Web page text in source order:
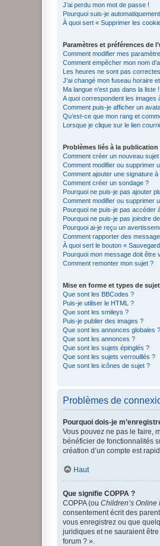
J’ai perdu mon mot de passe !
Pourquoi suis-je
À quoi sert « Supprimer les
Paramètres et préférences de
Comment modifier mes
Comment empêcher mon nom
Les heures ne sont pas
J’ai changé mon fuseau horaire
Ma langue n’est pas dans la liste !
A quoi correspondent les images
Comment puis-je afficher un
Qu’est-ce que mon rang et
Lorsque je clique sur le lien
Problèmes liés à la publication
Comment créer un nouveau
Comment modifier ou supprimer
Comment ajouter une signature
Comment créer un sondage ?
Pourquoi ne puis-je pas ajouter
Comment modifier ou supprimer
Pourquoi ne puis-je pas accéder
Pourquoi ne puis-je pas joindre
Pourquoi ai-je reçu un
Comment rapporter des
À quoi sert le bouton «
Pourquoi mon message doit être
Comment remonter mon sujet ?
Mise en forme et types de
Que sont les BBCodes ?
Puis-je utiliser le HTML ?
Que sont les smileys ?
Puis-je publier des images ?
Que sont les annonces globales ?
Que sont les annonces ?
Que sont les sujets épinglés ?
Que sont les sujets verrouillés ?
Que sont les icônes de sujet ?
Problèmes de
Pourquoi dois-je
Vous pouvez ne pas le faire,
bénéficier de fonctionnalités
création d’un compte est
Haut
Que signifie COPPA ?
COPPA (ou Children’s Online
consentement écrit des
vous enregistrez ou que
juridiques et ne sauraient
forum ? ».